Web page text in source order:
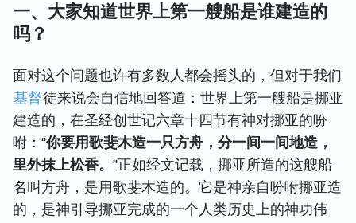
一、大家知道世界上第一艘船是谁建造的
吗？
面对这个问题也许有多数人都会摇头的，但对于我们
基督徒来说会自信地回答道：世界上第一艘船是挪亚
建造的，在圣经创世记六章十四节有神对挪亚的吩
咐：“你要用歌斐木造一只方舟，分一间一间地造，
里外抹上松香。 ”正如经文记载，挪亚所造的这艘船
名叫方舟，是用歌斐木造的。它是神亲自吩咐挪亚造
的，是神引导挪亚完成的一个人类历史上的神功伟